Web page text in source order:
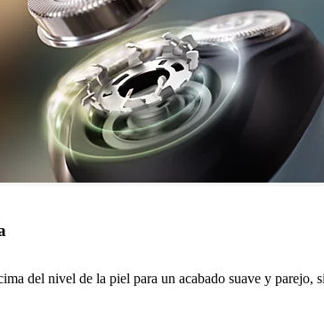
del nivel de la piel para un acabado suave y parejo,